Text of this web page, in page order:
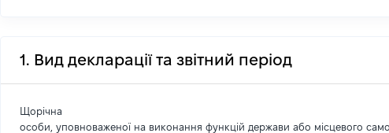
1. Вид декларації та звітний період
Щорічна
особи, уповноваженої на виконання функцій держави або місцевого